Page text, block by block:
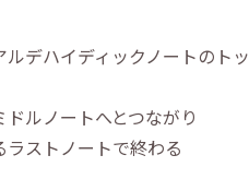
デハイディックノートのトッ
ルノートへとつながり
ストノートで終わる